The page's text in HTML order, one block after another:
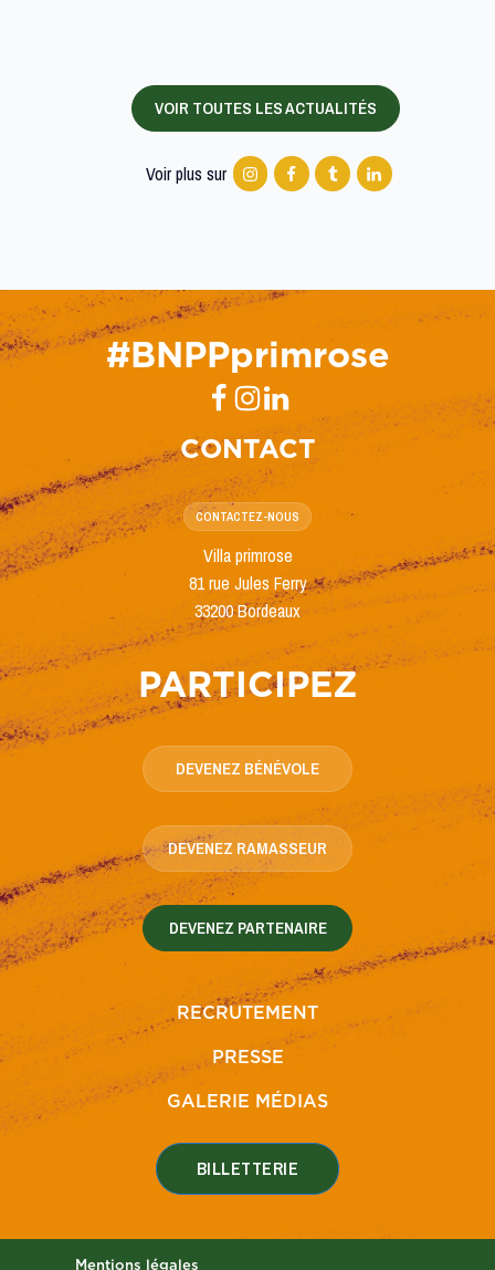
VOIR TOUTES LES ACTUALITÉS
Voir plus sur
#BNPPprimrose
CONTACT
CONTACTEZ-NOUS
Villa primrose
81 rue Jules Ferry
33200 Bordeaux
PARTICIPEZ
DEVENEZ BÉNÉVOLE
DEVENEZ RAMASSEUR
DEVENEZ PARTENAIRE
RECRUTEMENT
PRESSE
GALERIE MÉDIAS
BILLETTERIE
Mentions légales